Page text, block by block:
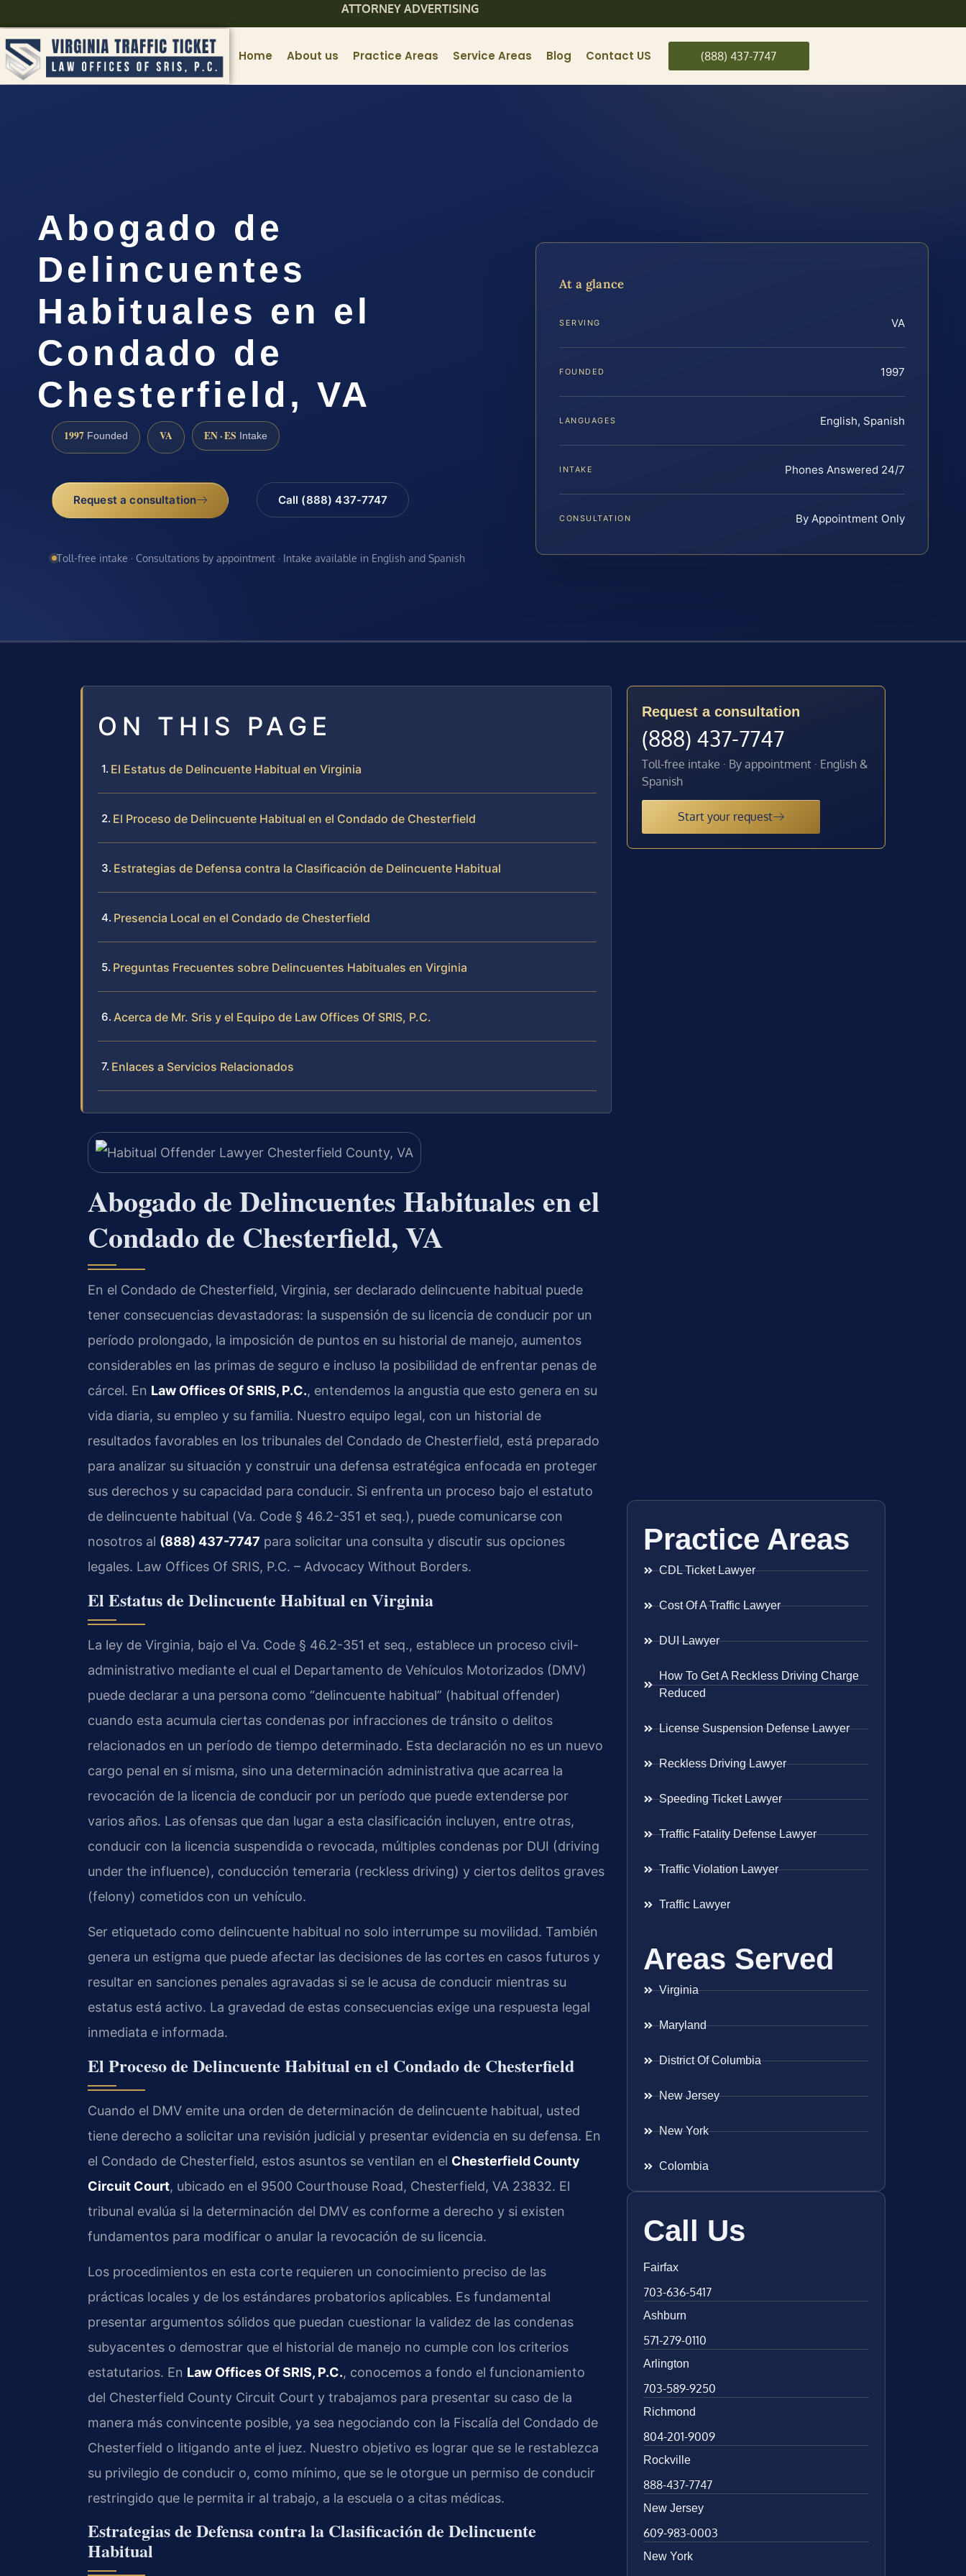
ATTORNEY ADVERTISING
Home About us Practice Areas Service Areas Blog Contact US (888) 437-7747
Abogado de
Delincuentes
Habituales en el
Condado de
Chesterfield, VA
1997 Founded VA EN · ES Intake
Request a consultation Call (888) 437-7747
Toll-free intake · Consultations by appointment · Intake available in English and Spanish
At a glance
SERVING VA
FOUNDED 1997
LANGUAGES English, Spanish
INTAKE Phones Answered 24/7
CONSULTATION By Appointment Only
ON THIS PAGE
El Estatus de Delincuente Habitual en Virginia
El Proceso de Delincuente Habitual en el Condado de Chesterfield
Estrategias de Defensa contra la Clasificación de Delincuente Habitual
Presencia Local en el Condado de Chesterfield
Preguntas Frecuentes sobre Delincuentes Habituales en Virginia
Acerca de Mr. Sris y el Equipo de Law Offices Of SRIS, P.C.
Enlaces a Servicios Relacionados
Abogado de Delincuentes Habituales en el
Condado de Chesterfield, VA
En el Condado de Chesterfield, Virginia, ser declarado delincuente habitual puede
tener consecuencias devastadoras: la suspensión de su licencia de conducir por un
período prolongado, la imposición de puntos en su historial de manejo, aumentos
considerables en las primas de seguro e incluso la posibilidad de enfrentar penas de
cárcel. En Law Offices Of SRIS, P.C., entendemos la angustia que esto genera en su
vida diaria, su empleo y su familia. Nuestro equipo legal, con un historial de
resultados favorables en los tribunales del Condado de Chesterfield, está preparado
para analizar su situación y construir una defensa estratégica enfocada en proteger
sus derechos y su capacidad para conducir. Si enfrenta un proceso bajo el estatuto
de delincuente habitual (Va. Code § 46.2-351 et seq.), puede comunicarse con
nosotros al (888) 437-7747 para solicitar una consulta y discutir sus opciones
legales. Law Offices Of SRIS, P.C. – Advocacy Without Borders.
El Estatus de Delincuente Habitual en Virginia
La ley de Virginia, bajo el Va. Code § 46.2-351 et seq., establece un proceso civil-
administrativo mediante el cual el Departamento de Vehículos Motorizados (DMV)
puede declarar a una persona como “delincuente habitual” (habitual offender)
cuando esta acumula ciertas condenas por infracciones de tránsito o delitos
relacionados en un período de tiempo determinado. Esta declaración no es un nuevo
cargo penal en sí misma, sino una determinación administrativa que acarrea la
revocación de la licencia de conducir por un período que puede extenderse por
varios años. Las ofensas que dan lugar a esta clasificación incluyen, entre otras,
conducir con la licencia suspendida o revocada, múltiples condenas por DUI (driving
under the influence), conducción temeraria (reckless driving) y ciertos delitos graves
(felony) cometidos con un vehículo.
Ser etiquetado como delincuente habitual no solo interrumpe su movilidad. También
genera un estigma que puede afectar las decisiones de las cortes en casos futuros y
resultar en sanciones penales agravadas si se le acusa de conducir mientras su
estatus está activo. La gravedad de estas consecuencias exige una respuesta legal
inmediata e informada.
El Proceso de Delincuente Habitual en el Condado de Chesterfield
Cuando el DMV emite una orden de determinación de delincuente habitual, usted
tiene derecho a solicitar una revisión judicial y presentar evidencia en su defensa. En
el Condado de Chesterfield, estos asuntos se ventilan en el Chesterfield County
Circuit Court, ubicado en el 9500 Courthouse Road, Chesterfield, VA 23832. El
tribunal evalúa si la determinación del DMV es conforme a derecho y si existen
fundamentos para modificar o anular la revocación de su licencia.
Los procedimientos en esta corte requieren un conocimiento preciso de las
prácticas locales y de los estándares probatorios aplicables. Es fundamental
presentar argumentos sólidos que puedan cuestionar la validez de las condenas
subyacentes o demostrar que el historial de manejo no cumple con los criterios
estatutarios. En Law Offices Of SRIS, P.C., conocemos a fondo el funcionamiento
del Chesterfield County Circuit Court y trabajamos para presentar su caso de la
manera más convincente posible, ya sea negociando con la Fiscalía del Condado de
Chesterfield o litigando ante el juez. Nuestro objetivo es lograr que se le restablezca
su privilegio de conducir o, como mínimo, que se le otorgue un permiso de conducir
restringido que le permita ir al trabajo, a la escuela o a citas médicas.
Estrategias de Defensa contra la Clasificación de Delincuente
Habitual
Request a consultation
(888) 437-7747
Toll-free intake · By appointment · English &
Spanish
Start your request
Practice Areas
CDL Ticket Lawyer
Cost Of A Traffic Lawyer
DUI Lawyer
How To Get A Reckless Driving Charge
Reduced
License Suspension Defense Lawyer
Reckless Driving Lawyer
Speeding Ticket Lawyer
Traffic Fatality Defense Lawyer
Traffic Violation Lawyer
Traffic Lawyer
Areas Served
Virginia
Maryland
District Of Columbia
New Jersey
New York
Colombia
Call Us
Fairfax
703-636-5417
Ashburn
571-279-0110
Arlington
703-589-9250
Richmond
804-201-9009
Rockville
888-437-7747
New Jersey
609-983-0003
New York